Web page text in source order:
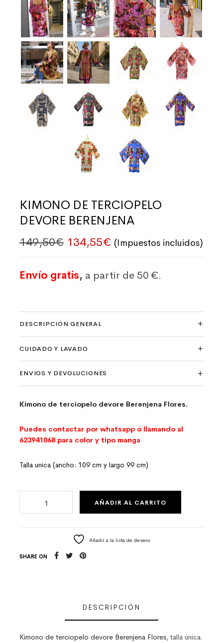
KIMONO DE TERCIOPELO
DEVORE BERENJENA
149,50€ El precio original era:
134,55€ El precio actual es:
(Impuestos incluidos)
Kimono de terciopelo devore Berenjena Flores.
Puedes contactar por whatsapp o llamando al
623941068 para color y tipo manga
Talla unica (ancho: 109 cm y largo 99 cm)
Envío gratis, a partir de 50 €.
AÑADIR AL CARRITO
Añadir a la lista de deseos
DESCRIPCIÓN GENERAL
CUIDADO Y LAVADO
ENVIOS Y DEVOLUCIONES
SHARE ON
DESCRIPCIÓN
Kimono de terciopelo devore Berenjena Flores, talla única: